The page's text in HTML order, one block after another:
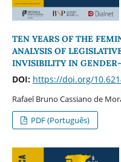
TEN YEARS OF THE
ANALYSIS OF
INVISIBILITY IN
DOI: https://doi.org/
Rafael Bruno Cassiano de
PDF (Português)